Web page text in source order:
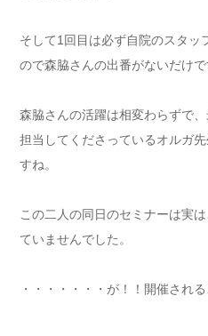
そして1回目は必ず自院のスタッ
ので森脇さんの出番がないだけで
森脇さんの活躍は相変わらずで
担当してくださっているオルガ
すね。
この二人の同日のセミナーは実
ていませんでした。
・・・・・・・が！！開催され